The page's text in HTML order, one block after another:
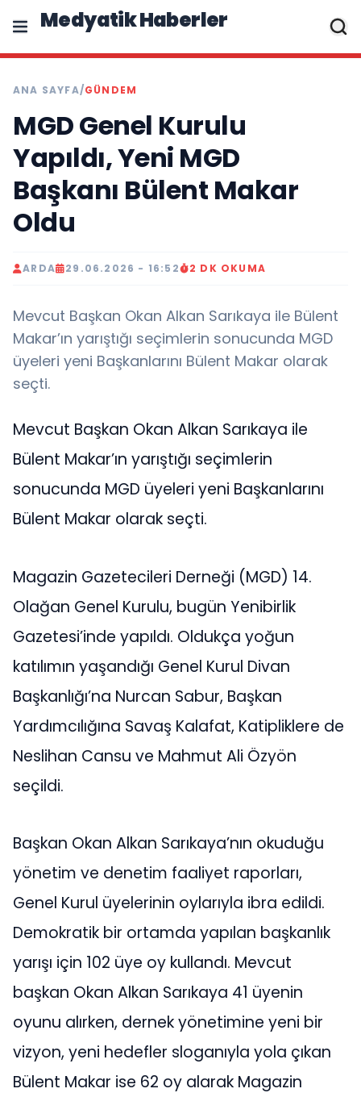
Medyatik Haberler
ANA SAYFA/GÜNDEM
MGD Genel Kurulu
Yapıldı, Yeni MGD
Başkanı Bülent Makar
Oldu
ARDA 29.06.2026 - 16:52 2 DK OKUMA
Mevcut Başkan Okan Alkan Sarıkaya ile Bülent
Makar’ın yarıştığı seçimlerin sonucunda MGD
üyeleri yeni Başkanlarını Bülent Makar olarak
seçti.
Mevcut Başkan Okan Alkan Sarıkaya ile
Bülent Makar’ın yarıştığı seçimlerin
sonucunda MGD üyeleri yeni Başkanlarını
Bülent Makar olarak seçti.
Magazin Gazetecileri Derneği (MGD) 14.
Olağan Genel Kurulu, bugün Yenibirlik
Gazetesi’inde yapıldı. Oldukça yoğun
katılımın yaşandığı Genel Kurul Divan
Başkanlığı’na Nurcan Sabur, Başkan
Yardımcılığına Savaş Kalafat, Katipliklere de
Neslihan Cansu ve Mahmut Ali Özyön
seçildi.
Başkan Okan Alkan Sarıkaya’nın okuduğu
yönetim ve denetim faaliyet raporları,
Genel Kurul üyelerinin oylarıyla ibra edildi.
Demokratik bir ortamda yapılan başkanlık
yarışı için 102 üye oy kullandı. Mevcut
başkan Okan Alkan Sarıkaya 41 üyenin
oyunu alırken, dernek yönetimine yeni bir
vizyon, yeni hedefler sloganıyla yola çıkan
Bülent Makar ise 62 oy alarak Magazin